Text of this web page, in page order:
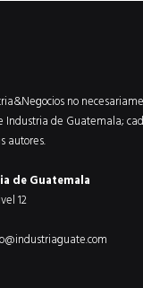
no
Industria de Guatemala;
autores.
de Guatemala
12